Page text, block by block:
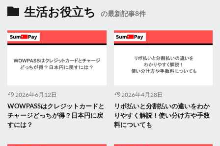
生活お役立ち の最新記事8件
2026年6月12日
WOWPASSはクレジットカードと
チャージどっちが得？日本円に戻
すには？
2026年4月28日
リボ払いと分割払いの違いをわか
りやすく解説！使い分け方や手数
料についても